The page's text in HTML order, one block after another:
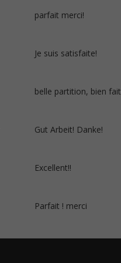
parfait merci!
Je suis satisfaite!
belle partition, bien
Gut Arbeit! Danke!
Excellent!!
Parfait ! merci